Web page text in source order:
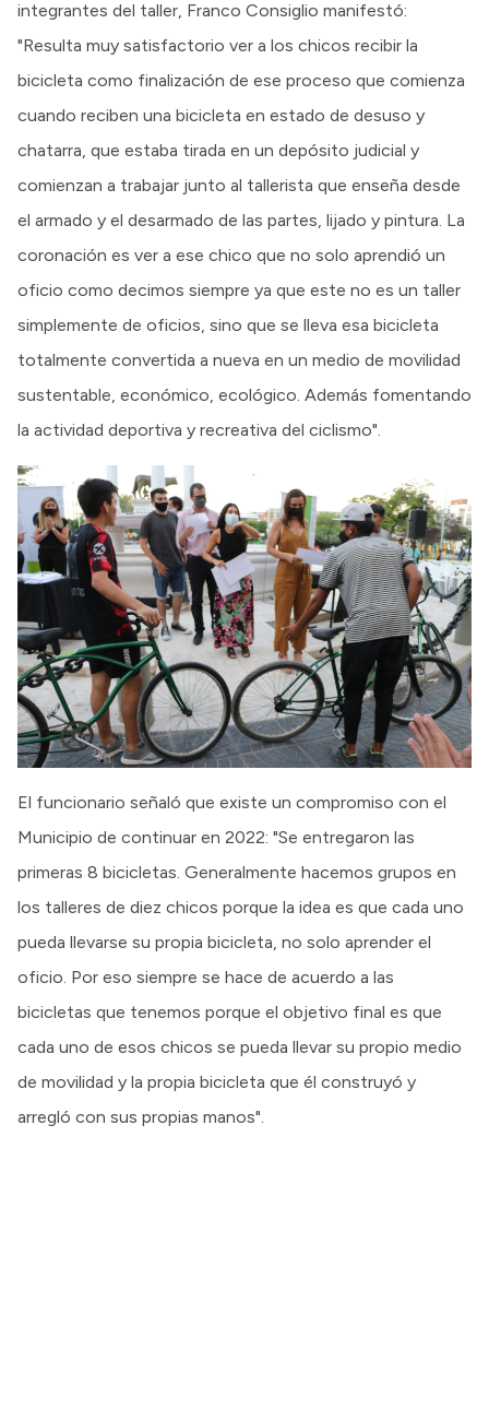
integrantes del taller, Franco Consiglio manifestó:
"Resulta muy satisfactorio ver a los chicos recibir la
bicicleta como finalización de ese proceso que comienza
cuando reciben una bicicleta en estado de desuso y
chatarra, que estaba tirada en un depósito judicial y
comienzan a trabajar junto al tallerista que enseña desde
el armado y el desarmado de las partes, lijado y pintura. La
coronación es ver a ese chico que no solo aprendió un
oficio como decimos siempre ya que este no es un taller
simplemente de oficios, sino que se lleva esa bicicleta
totalmente convertida a nueva en un medio de movilidad
sustentable, económico, ecológico. Además fomentando
la actividad deportiva y recreativa del ciclismo".
El funcionario señaló que existe un compromiso con el
Municipio de continuar en 2022: "Se entregaron las
primeras 8 bicicletas. Generalmente hacemos grupos en
los talleres de diez chicos porque la idea es que cada uno
pueda llevarse su propia bicicleta, no solo aprender el
oficio. Por eso siempre se hace de acuerdo a las
bicicletas que tenemos porque el objetivo final es que
cada uno de esos chicos se pueda llevar su propio medio
de movilidad y la propia bicicleta que él construyó y
arregló con sus propias manos".